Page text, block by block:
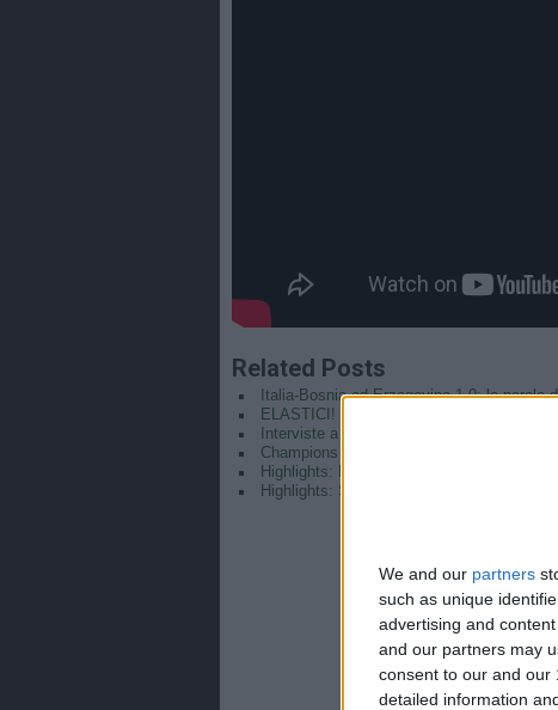
We and our partners
such as unique
advertising and
and our partners may
consent to our and our
detailed information
Related Posts
Italia-Bosnia ed Erzegovina 1-0: le parole
ELASTICI! CON PASTORE, CATTANEO,
Interviste a Mancini e Locatelli | Verso
Champions League africana: partite del 06/
Highlights: Bosnia Erzegovina-Italia 0-3 (15
Highlights: Spagna-Italia 1-0 | Under 19 |